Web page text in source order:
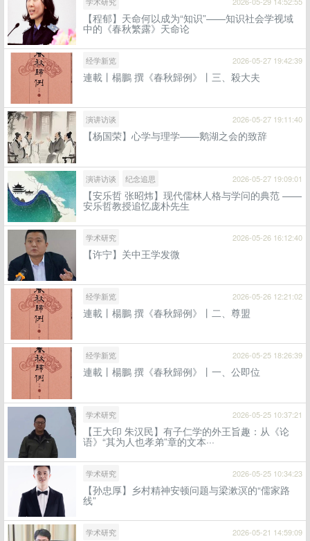
【程郁】天命何以成为“知识”——知识社会学视域
中的《春秋繁露》天命论
经学新览 2026-05-27 19:42:39
連載丨楊鵬 撰《春秋歸例》丨三、殺大夫
演讲访谈 2026-05-27 19:11:40
【杨国荣】心学与理学——鹅湖之会的致辞
演讲访谈 纪念追思 2026-05-27 19:09:01
【安乐哲 张昭炜】现代儒林人格与学问的典范 ——
安乐哲教授追忆庞朴先生
学术研究 2026-05-26 16:12:40
【许宁】关中王学发微
经学新览 2026-05-26 12:21:02
連載丨楊鵬 撰《春秋歸例》丨二、尊盟
经学新览 2026-05-25 18:26:39
連載丨楊鵬 撰《春秋歸例》丨一、公即位
学术研究 2026-05-25 10:37:21
【王大印 朱汉民】有子仁学的外王旨趣：从《论
语》“其为人也孝弟”章的文本···
学术研究 2026-05-25 10:34:23
【孙忠厚】乡村精神安顿问题与梁漱溟的“儒家路
线”
学术研究 2026-05-21 14:59:09